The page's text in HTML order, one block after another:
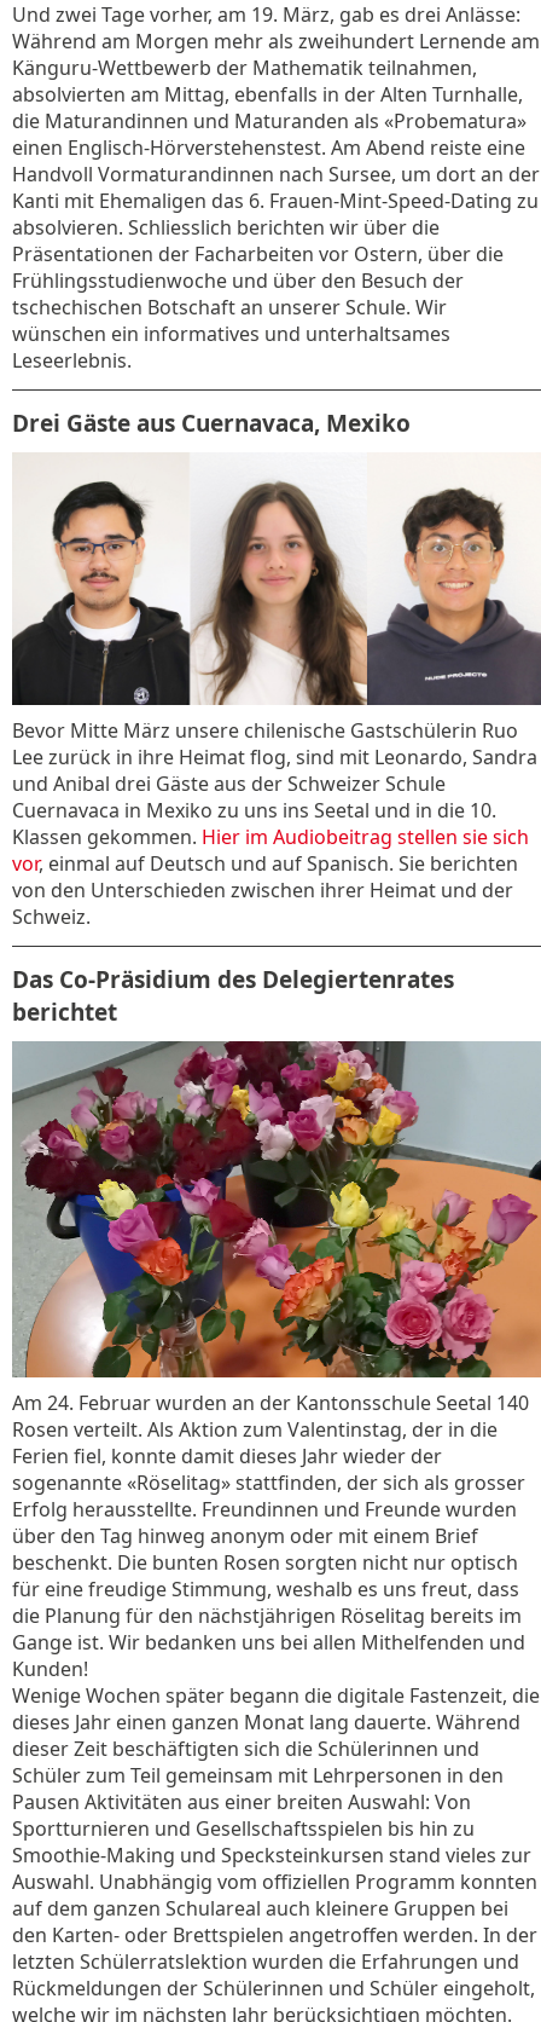
Und zwei Tage vorher, am 19. März, gab es drei Anlässe:
Während am Morgen mehr als zweihundert Lernende am
Känguru-Wettbewerb der Mathematik teilnahmen,
absolvierten am Mittag, ebenfalls in der Alten Turnhalle,
die Maturandinnen und Maturanden als «Probematura»
einen Englisch-Hörverstehenstest. Am Abend reiste eine
Handvoll Vormaturandinnen nach Sursee, um dort an der
Kanti mit Ehemaligen das 6. Frauen-Mint-Speed-Dating zu
absolvieren. Schliesslich berichten wir über die
Präsentationen der Facharbeiten vor Ostern, über die
Frühlingsstudienwoche und über den Besuch der
tschechischen Botschaft an unserer Schule. Wir
wünschen ein informatives und unterhaltsames
Leseerlebnis.
Drei Gäste aus Cuernavaca, Mexiko
Bevor Mitte März unsere chilenische Gastschülerin Ruo
Lee zurück in ihre Heimat flog, sind mit Leonardo, Sandra
und Anibal drei Gäste aus der Schweizer Schule
Cuernavaca in Mexiko zu uns ins Seetal und in die 10.
Klassen gekommen. Hier im Audiobeitrag stellen sie sich
vor, einmal auf Deutsch und auf Spanisch. Sie berichten
von den Unterschieden zwischen ihrer Heimat und der
Schweiz.
Das Co-Präsidium des Delegiertenrates
berichtet
Am 24. Februar wurden an der Kantonsschule Seetal 140
Rosen verteilt. Als Aktion zum Valentinstag, der in die
Ferien fiel, konnte damit dieses Jahr wieder der
sogenannte «Röselitag» stattfinden, der sich als grosser
Erfolg herausstellte. Freundinnen und Freunde wurden
über den Tag hinweg anonym oder mit einem Brief
beschenkt. Die bunten Rosen sorgten nicht nur optisch
für eine freudige Stimmung, weshalb es uns freut, dass
die Planung für den nächstjährigen Röselitag bereits im
Gange ist. Wir bedanken uns bei allen Mithelfenden und
Kunden!
Wenige Wochen später begann die digitale Fastenzeit, die
dieses Jahr einen ganzen Monat lang dauerte. Während
dieser Zeit beschäftigten sich die Schülerinnen und
Schüler zum Teil gemeinsam mit Lehrpersonen in den
Pausen Aktivitäten aus einer breiten Auswahl: Von
Sportturnieren und Gesellschaftsspielen bis hin zu
Smoothie-Making und Specksteinkursen stand vieles zur
Auswahl. Unabhängig vom offiziellen Programm konnten
auf dem ganzen Schulareal auch kleinere Gruppen bei
den Karten- oder Brettspielen angetroffen werden. In der
letzten Schülerratslektion wurden die Erfahrungen und
Rückmeldungen der Schülerinnen und Schüler eingeholt,
welche wir im nächsten Jahr berücksichtigen möchten.